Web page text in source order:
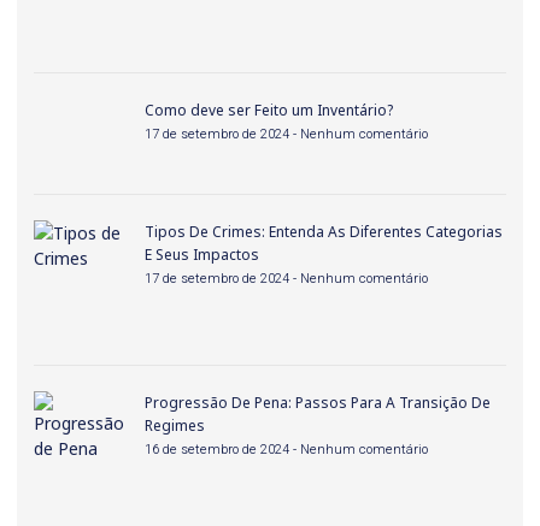
Como deve ser Feito um Inventário?
17 de setembro de 2024 Nenhum comentário
Tipos De Crimes: Entenda As Diferentes Categorias
E Seus Impactos
17 de setembro de 2024 Nenhum comentário
Progressão De Pena: Passos Para A Transição De
Regimes
16 de setembro de 2024 Nenhum comentário